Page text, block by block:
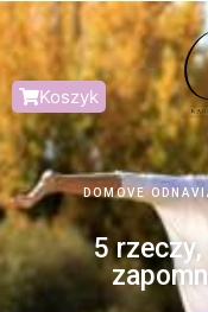
Koszyk
DOMOVE
5